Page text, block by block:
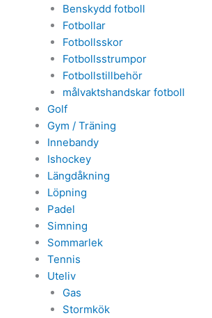
Benskydd fotboll
Fotbollar
Fotbollsskor
Fotbollsstrumpor
Fotbollstillbehör
målvaktshandskar fotboll
Golf
Gym / Träning
Innebandy
Ishockey
Längdåkning
Löpning
Padel
Simning
Sommarlek
Tennis
Uteliv
Gas
Stormkök